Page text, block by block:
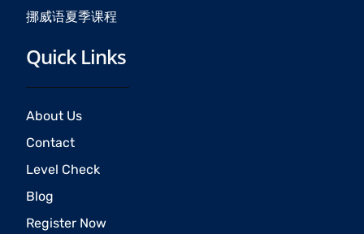
挪威语夏季课程
Quick Links
About Us
Contact
Level Check
Blog
Register Now